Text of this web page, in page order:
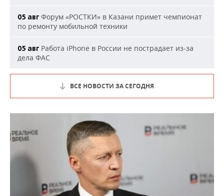
05 авг Форум «РОСТКИ» в Казани примет чемпионат
по ремонту мобильной техники
05 авг Работа iPhone в России не пострадает из-за
дела ФАС
ВСЕ НОВОСТИ ЗА СЕГОДНЯ